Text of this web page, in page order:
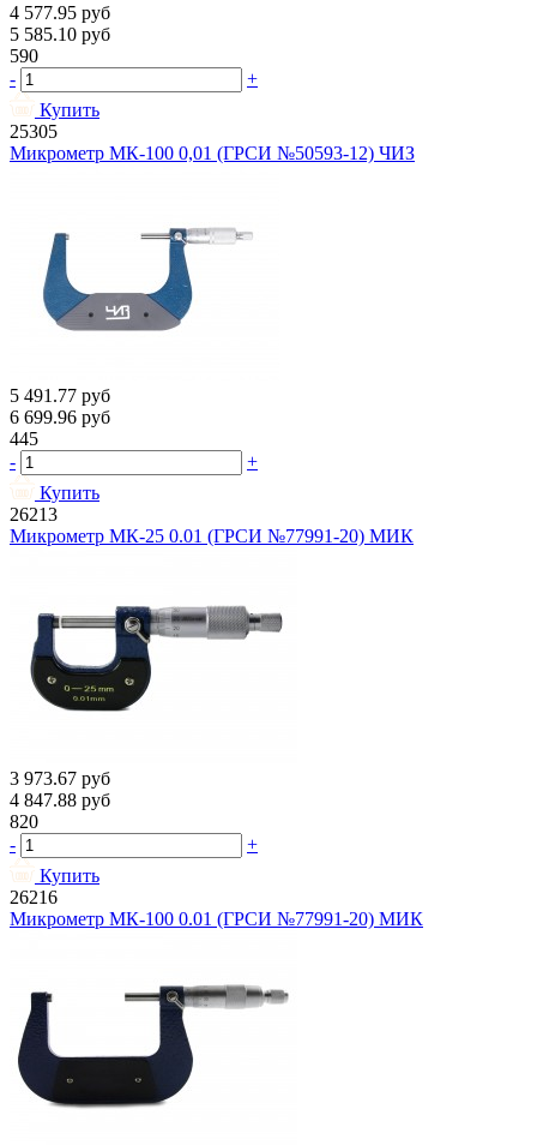
4 577.95 руб
5 585.10 руб
590
-
+
Купить
25305
Микрометр МК-100 0,01 (ГРСИ №50593-12) ЧИЗ
5 491.77 руб
6 699.96 руб
445
-
+
Купить
26213
Микрометр МК-25 0.01 (ГРСИ №77991-20) МИК
3 973.67 руб
4 847.88 руб
820
-
+
Купить
26216
Микрометр МК-100 0.01 (ГРСИ №77991-20) МИК